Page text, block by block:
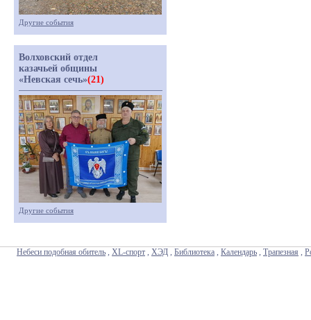
Другие события
Волховский отдел
казачьей общины
«Невская сечь»(21)
Другие события
Небеси подобная обитель , XL-спорт , ХЭД , Библиотека , Календарь , Трапезная ,